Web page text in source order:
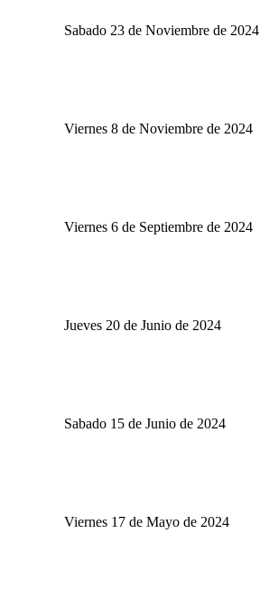
Sabado 23 de Noviembre de 2024
Viernes 8 de Noviembre de 2024
Viernes 6 de Septiembre de 2024
Jueves 20 de Junio de 2024
Sabado 15 de Junio de 2024
Viernes 17 de Mayo de 2024